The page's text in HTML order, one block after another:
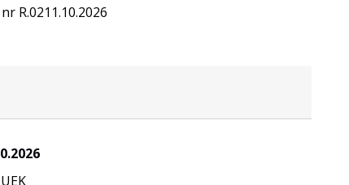
R.0211.10.2026